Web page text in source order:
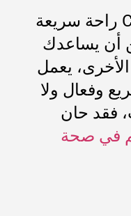
إذا كانت متلازمة النفق الرسغي تعيقك، فقد حان الوقت لتجربة نهج جديد. يوفر العلاج بثاني أكسيد الكربون بالتبريد CO2 راحة سريعة
أن يساعدك
يعمل
وفعال ولا
فقد حان
في صحة